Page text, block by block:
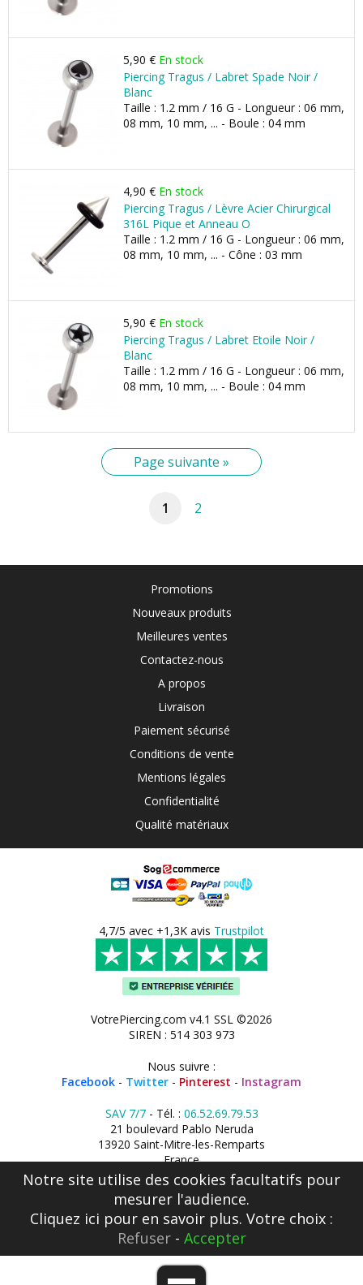
5,90 € En stock
Piercing Tragus / Labret Spade Noir /
Blanc
Taille : 1.2 mm / 16 G - Longueur : 06 mm,
08 mm, 10 mm, ... - Boule : 04 mm
4,90 € En stock
Piercing Tragus / Lèvre Acier Chirurgical
316L Pique et Anneau O
Taille : 1.2 mm / 16 G - Longueur : 06 mm,
08 mm, 10 mm, ... - Cône : 03 mm
5,90 € En stock
Piercing Tragus / Labret Etoile Noir /
Blanc
Taille : 1.2 mm / 16 G - Longueur : 06 mm,
08 mm, 10 mm, ... - Boule : 04 mm
Page suivante »
1 2
Promotions
Nouveaux produits
Meilleures ventes
Contactez-nous
A propos
Livraison
Paiement sécurisé
Conditions de vente
Mentions légales
Confidentialité
Qualité matériaux
4,7/5 avec +1,3K avis Trustpilot
VotrePiercing.com v4.1 SSL ©2026
SIREN : 514 303 973
Nous suivre :
Facebook - Twitter - Pinterest - Instagram
SAV 7/7- Tél. : 06.52.69.79.53
21 boulevard Pablo Neruda
13920 Saint-Mitre-les-Remparts
France
Notre site utilise des cookies facultatifs pour
mesurer l'audience.
Cliquez ici pour en savoir plus. Votre choix :
Refuser- Accepter